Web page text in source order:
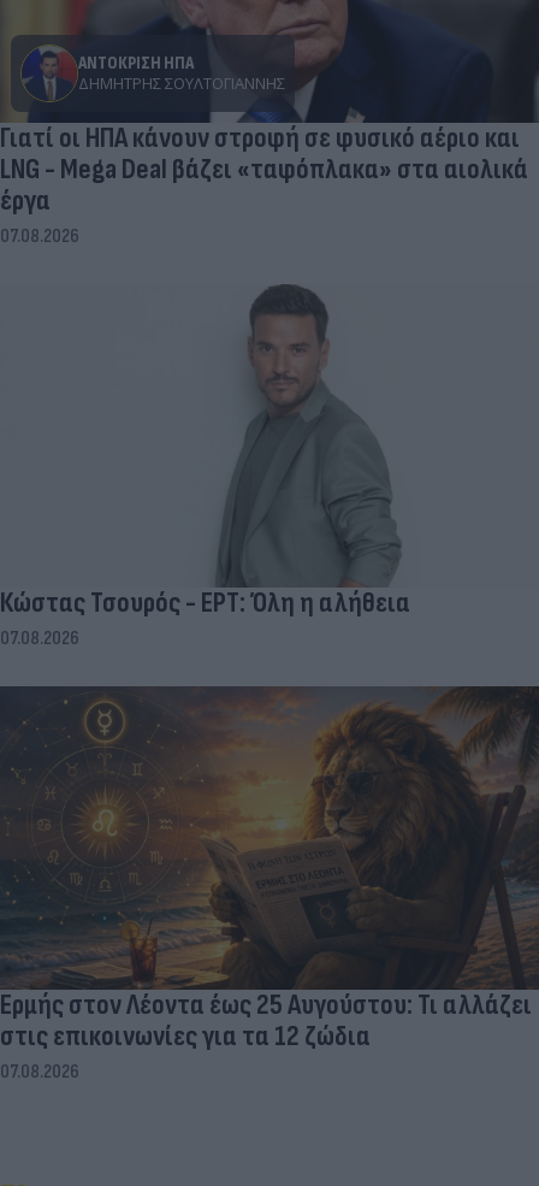
ΑΝΤΟΚΡΙΣΗ ΗΠΑ
ΔΗΜΉΤΡΗΣ ΣΟΥΛΤΟΓΙΆΝΝΗΣ
Γιατί οι ΗΠΑ κάνουν στροφή σε φυσικό αέριο και
LNG - Mega Deal βάζει «ταφόπλακα» στα αιολικά
έργα
07.08.2026
Κώστας Τσουρός - ΕΡΤ: Όλη η αλήθεια
07.08.2026
Ερμής στον Λέοντα έως 25 Αυγούστου: Τι αλλάζει
στις επικοινωνίες για τα 12 ζώδια
07.08.2026